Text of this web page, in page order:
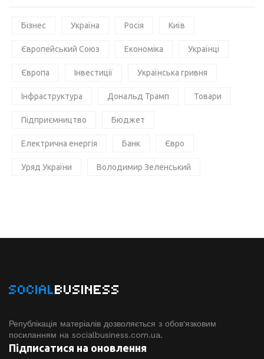
Бізнес Україна Росія Київ
Європейський Союз Економіка Українці
Європа Інвестиції Українська гривня
Інфраструктура Дональд Трамп Товари
Підприємництво Бюджет
Електрична енергія Банк Євро
Уряд України Володимир Зеленський
SOCIALBUSINESS
Републікація матеріалів дозволяється з обов'язковим
посиланням на socialbusiness.com.ua.
Підписатися на оновлення